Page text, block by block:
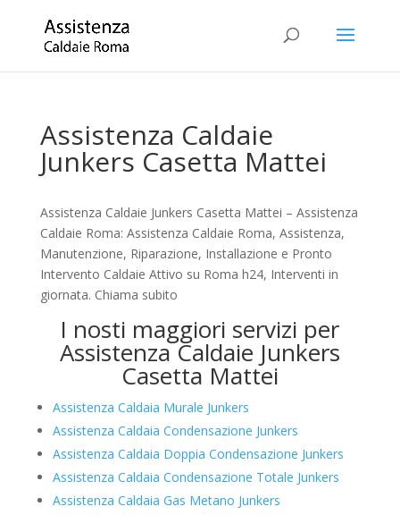
Assistenza Caldaie
Junkers Casetta Mattei
Assistenza Caldaie Junkers Casetta Mattei – Assistenza
Caldaie Roma: Assistenza Caldaie Roma, Assistenza,
Manutenzione, Riparazione, Installazione e Pronto
Intervento Caldaie Attivo su Roma h24, Interventi in
giornata. Chiama subito
I nosti maggiori servizi per
Assistenza Caldaie Junkers
Casetta Mattei
Assistenza Caldaia Murale Junkers
Assistenza Caldaia Condensazione Junkers
Assistenza Caldaia Doppia Condensazione Junkers
Assistenza Caldaia Condensazione Totale Junkers
Assistenza Caldaia Gas Metano Junkers